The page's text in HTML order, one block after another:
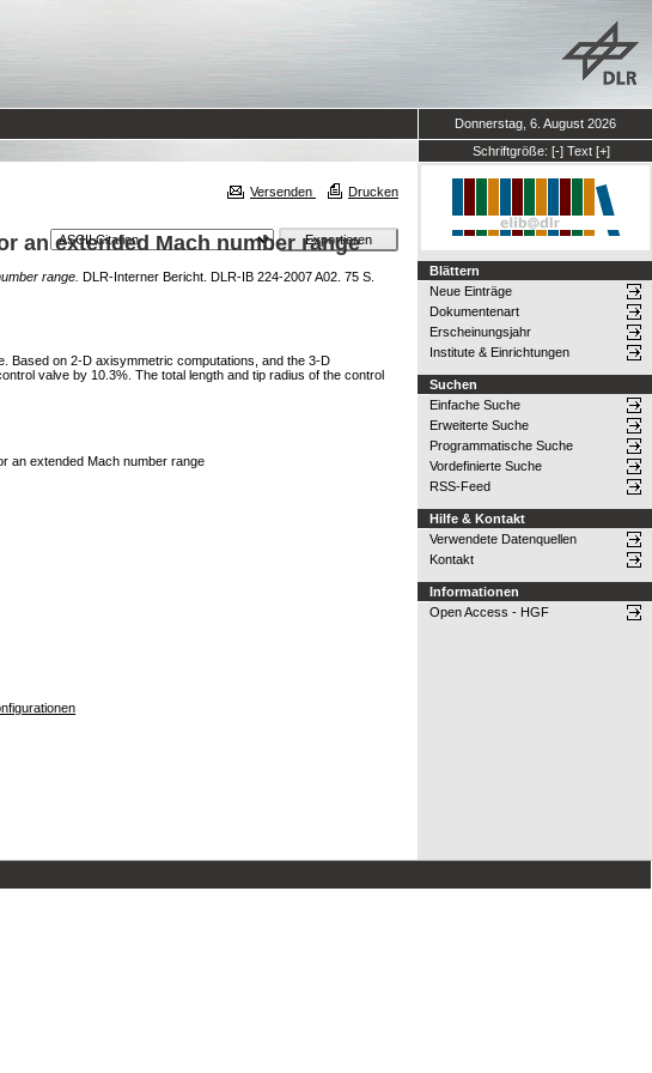
Donnerstag, 6. August 2026
Schriftgröße: [-] Text [+]
Versenden Drucken
an extended Mach number range
range. DLR-Interner Bericht. DLR-IB 224-2007 A02. 75 S.
Based on 2-D axisymmetric computations, and the 3-D
valve by 10.3%. The total length and tip radius of the control
an extended Mach number range
Blättern
Neue Einträge
Dokumentenart
Erscheinungsjahr
Institute & Einrichtungen
Suchen
Einfache Suche
Erweiterte Suche
Programmatische Suche
Vordefinierte Suche
RSS-Feed
Hilfe & Kontakt
Verwendete Datenquellen
Kontakt
Informationen
Open Access - HGF